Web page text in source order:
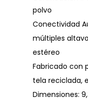
polvo
Conectividad
múltiples
estéreo
Fabricado con
tela reciclada,
Dimensiones: